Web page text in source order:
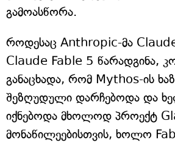
გამოასწორა.
როდესაც Anthropic-მა
Claude Fable 5 წარადგინა,
განაცხადა, რომ Mythos-ის
შეზღუდული დარჩებოდა და
იქნებოდა მხოლოდ პროექტ
მონაწილეებისთვის, ხოლო